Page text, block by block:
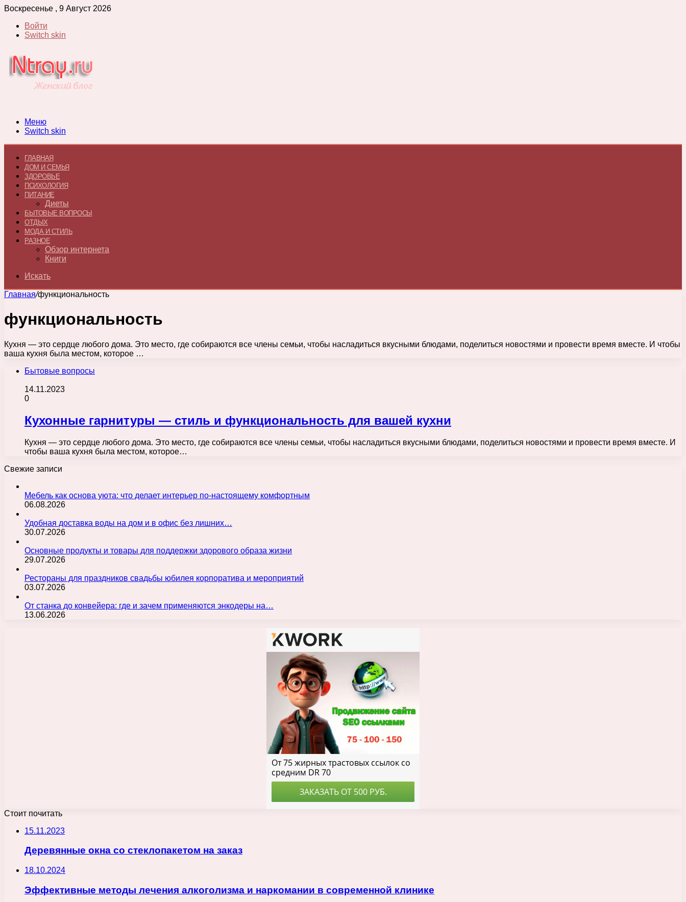
Воскресенье , 9 Август 2026
Войти
Switch skin
Меню
Switch skin
ГЛАВНАЯ
ДОМ И СЕМЬЯ
ЗДОРОВЬЕ
ПСИХОЛОГИЯ
ПИТАНИЕ
Диеты
БЫТОВЫЕ ВОПРОСЫ
ОТДЫХ
МОДА И СТИЛЬ
РАЗНОЕ
Обзор интернета
Книги
Искать
Главная/функциональность
функциональность
Кухня — это сердце любого дома. Это место, где собираются все члены семьи, чтобы насладиться вкусными блюдами, поделиться новостями и провести время вместе. И чтобы
ваша кухня была местом, которое …
Бытовые вопросы
14.11.2023
0
Кухонные гарнитуры — стиль и функциональность для вашей кухни
Кухня — это сердце любого дома. Это место, где собираются все члены семьи, чтобы насладиться вкусными блюдами, поделиться новостями и провести время вместе. И
чтобы ваша кухня была местом, которое…
Свежие записи
Мебель как основа уюта: что делает интерьер по-настоящему комфортным
06.08.2026
Удобная доставка воды на дом и в офис без лишних…
30.07.2026
Основные продукты и товары для поддержки здорового образа жизни
29.07.2026
Рестораны для праздников свадьбы юбилея корпоратива и мероприятий
03.07.2026
От станка до конвейера: где и зачем применяются энкодеры на…
13.06.2026
Стоит почитать
15.11.2023
Деревянные окна со стеклопакетом на заказ
18.10.2024
Эффективные методы лечения алкоголизма и наркомании в современной клинике